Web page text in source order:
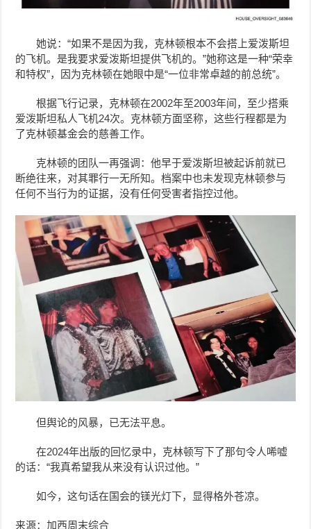
她说：“如果不是因为我，克林顿根本不会搭上爱泼斯坦
的飞机。是我要求爱泼斯坦提供飞机的。”她称这是一种“荣幸
和特权”，因为克林顿在她眼中是“一位非常卓越的前总统”。
根据飞行记录，克林顿在2002年至2003年间，至少搭乘
爱泼斯坦私人飞机24次。克林顿方面坚称，这些行程都是为
了克林顿基金会的慈善工作。
克林顿的团队一再强调：他早于爱泼斯坦被起诉前就已
断绝往来，对其罪行一无所知。档案中也未发现克林顿参与
任何不当行为的证据，没有任何受害者指控过他。
但舆论的风暴，已无法平息。
在2024年出版的回忆录中，克林顿写下了那句令人唏嘘
的话：“我真希望我从来没有认识过他。”
如今，这句话在国会的镁光灯下，显得格外苍凉。
来源：加西周末综合